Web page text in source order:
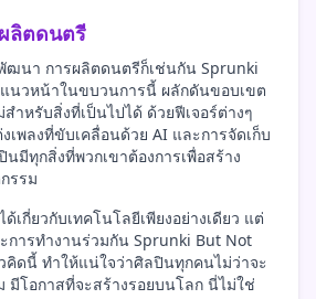
ลิตดนตรี
ฒนา การผลิตดนตรีก็เช่นกัน Sprunki
นวหน้าในขบวนการนี้ ผลักดันขอบเขต
ำหรับสิ่งที่เป็นไปได้ ด้วยฟีเจอร์ต่างๆ
เพลงที่ขับเคลื่อนด้วย AI และการจัดเก็บ
มีทุกสิ่งที่พวกเขาต้องการเพื่อสร้าง
รรม
เกี่ยวกับเทคโนโลยีเพียงอย่างเดียว แต่
การทำงานร่วมกัน Sprunki But Not
คิดนี้ ทำให้แน่ใจว่าศิลปินทุกคนไม่ว่าจะ
มีโอกาสที่จะสร้างรอยบนโลก นี่ไม่ใช่